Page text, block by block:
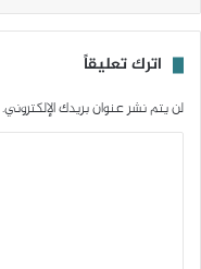
اترك تعليقاً
لن يتم نشر عنوان بريدك الإلكتروني.